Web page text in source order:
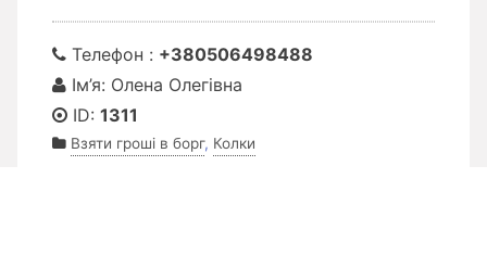
Телефон : +380506498488
Ім’я: Олена Олегівна
ID: 1311
Взяти гроші в борг, Колки